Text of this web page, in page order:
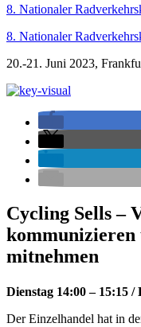
8. Nationaler
8. Nationaler
20.-21. Juni 2023,
Cycling Sells –
kommunizieren
mitnehmen
Dienstag 14:00 – 15:15
Der Einzelhandel hat in